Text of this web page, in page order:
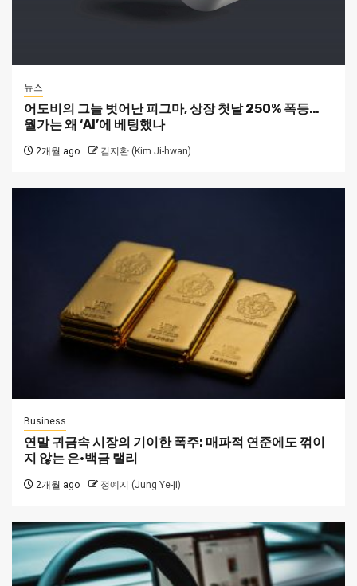
뉴스
어도비의 그늘 벗어난 피그마, 상장 첫날 250% 폭등…
월가는 왜 ‘AI’에 베팅했나
2개월 ago 김지환 (Kim Ji-hwan)
Business
연말 귀금속 시장의 기이한 폭주: 매파적 연준에도 꺾이
지 않는 은·백금 랠리
2개월 ago 정예지 (Jung Ye-ji)